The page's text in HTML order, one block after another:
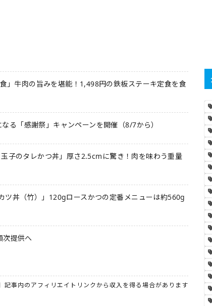
」牛肉の旨みを堪能！1,498円の鉄板ステーキ定食を食
る「感謝祭」キャンペーンを開催（8/7から）
玉子のタレかつ丼」厚さ2.5cmに驚き！肉を味わう重量
ツ丼（竹）」120gロースかつの定番メニューは約560g
提供へ
］記事内のアフィリエイトリンクから収入を得る場合があります